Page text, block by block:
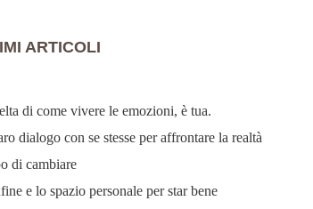
ARTICOLI
di come vivere le emozioni, è tua.
dialogo con se stesse per affrontare la realtà
di cambiare
e lo spazio personale per star bene